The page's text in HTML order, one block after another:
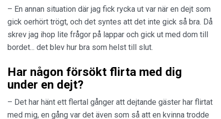
– En annan situation där jag fick rycka ut var när en dejt som
gick oerhört trögt, och det syntes att det inte gick så bra. Då
skrev jag ihop lite frågor på lappar och gick ut med dom till
bordet... det blev hur bra som helst till slut.
Har någon försökt flirta med dig
under en dejt?
– Det har hänt ett flertal gånger att dejtande gäster har flirtat
med mig, en gång var det även som så att en kvinna trodde